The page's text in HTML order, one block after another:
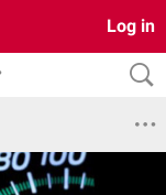
Log in